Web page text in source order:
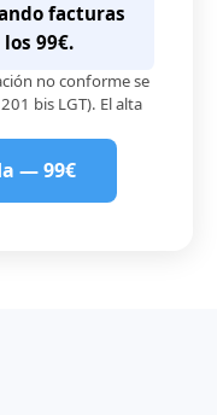
facturas
99€.
no conforme se
bis LGT). El alta
— 99€